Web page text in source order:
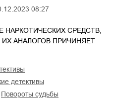
08:27
НАРКОТИЧЕСКИХ СРЕДСТВ,
АНАЛОГОВ ПРИЧИНЯЕТ
детективы
повороты судьбы